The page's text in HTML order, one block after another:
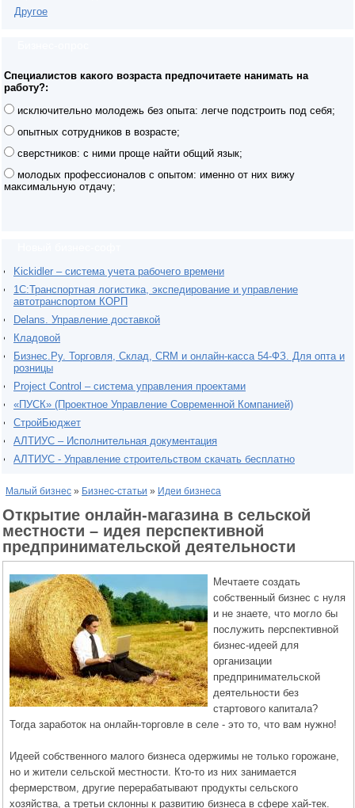
Другое
Специалистов какого возраста предпочитаете нанимать на
работу?:
исключительно молодежь без опыта: легче подстроить под себя;
опытных сотрудников в возрасте;
сверстников: с ними проще найти общий язык;
молодых профессионалов с опытом: именно от них вижу
максимальную отдачу;
Kickidler – система учета рабочего времени
1С:Транспортная логистика, экспедирование и управление
автотранспортом КОРП
Delans. Управление доставкой
Кладовой
Бизнес.Ру. Торговля, Склад, CRM и онлайн-касса 54-ФЗ. Для опта и
розницы
Project Сontrol – система управления проектами
«ПУСК» (Проектное Управление Современной Компанией)
СтройБюджет
АЛТИУС – Исполнительная документация
АЛТИУС - Управление строительством скачать бесплатно
Малый бизнес » Бизнес-статьи » Идеи бизнеса
Открытие онлайн-магазина в сельской
местности – идея перспективной
предпринимательской деятельности
Мечтаете создать
собственный бизнес с нуля
и не знаете, что могло бы
послужить перспективной
бизнес-идеей для
организации
предпринимательской
деятельности без
стартового капитала?
Тогда заработок на онлайн-торговле в селе - это то, что вам нужно!
Идеей собственного малого бизнеса одержимы не только горожане,
но и жители сельской местности. Кто-то из них занимается
фермерством, другие перерабатывают продукты сельского
хозяйства, а третьи склонны к развитию бизнеса в сфере хай-тек.